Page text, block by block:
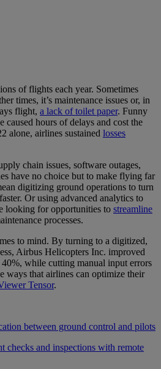
of flights each year. Sometimes
times, it’s maintenance issues or, in
flight, a lack of toilet paper. Funny
caused hours of delays and cost the
alone, airlines sustained losses
chain issues, software outages,
have no choice but to make flying far
digitizing ground operations to turn
Or using advanced analytics to
looking for opportunities to streamline
processes.
to mind. By turning to a digitized,
Airbus Helicopters Inc. improved
while cutting manual input errors
ways that airlines can optimize their
Tensor.
between ground control and pilots
checks and inspections with remote